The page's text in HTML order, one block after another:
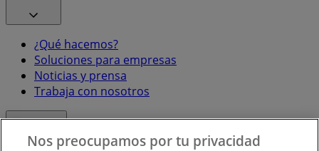
¿Qué hacemos?
Soluciones para empresas
Noticias y prensa
Trabaja con nosotros
Nos preocupamos por tu privacidad